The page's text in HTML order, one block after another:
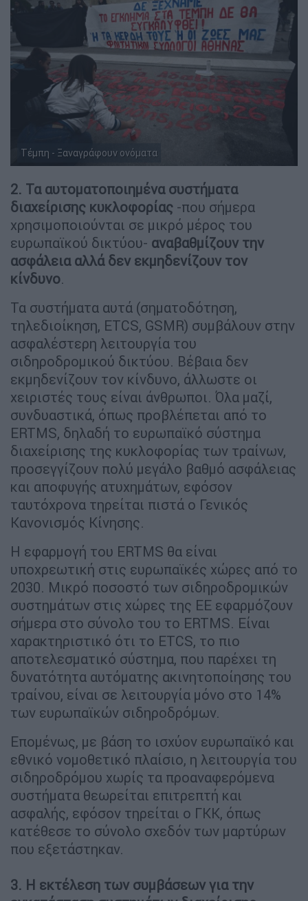
Τέμπη - Ξαναγράφουν ονόματα
2. Τα αυτοματοποιημένα συστήματα
διαχείρισης κυκλοφορίας -που σήμερα
χρησιμοποιούνται σε μικρό μέρος του
ευρωπαϊκού δικτύου- αναβαθμίζουν την
ασφάλεια αλλά δεν εκμηδενίζουν τον
κίνδυνο.
Τα συστήματα αυτά (σηματοδότηση,
τηλεδιοίκηση, ETCS, GSMR) συμβάλουν στην
ασφαλέστερη λειτουργία του
σιδηροδρομικού δικτύου. Βέβαια δεν
εκμηδενίζουν τον κίνδυνο, άλλωστε οι
χειριστές τους είναι άνθρωποι. Όλα μαζί,
συνδυαστικά, όπως προβλέπεται από το
ERTMS, δηλαδή το ευρωπαϊκό σύστημα
διαχείρισης της κυκλοφορίας των τραίνων,
προσεγγίζουν πολύ μεγάλο βαθμό ασφάλειας
και αποφυγής ατυχημάτων, εφόσον
ταυτόχρονα τηρείται πιστά ο Γενικός
Κανονισμός Κίνησης.
Η εφαρμογή του ERTMS θα είναι
υποχρεωτική στις ευρωπαϊκές χώρες από το
2030. Μικρό ποσοστό των σιδηροδρομικών
συστημάτων στις χώρες της ΕΕ εφαρμόζουν
σήμερα στο σύνολο του το ERTMS. Είναι
χαρακτηριστικό ότι το ETCS, το πιο
αποτελεσματικό σύστημα, που παρέχει τη
δυνατότητα αυτόματης ακινητοποίησης του
τραίνου, είναι σε λειτουργία μόνο στο 14%
των ευρωπαϊκών σιδηροδρόμων.
Επομένως, με βάση το ισχύον ευρωπαϊκό και
εθνικό νομοθετικό πλαίσιο, η λειτουργία του
σιδηροδρόμου χωρίς τα προαναφερόμενα
συστήματα θεωρείται επιτρεπτή και
ασφαλής, εφόσον τηρείται ο ΓΚΚ, όπως
κατέθεσε το σύνολο σχεδόν των μαρτύρων
που εξετάστηκαν.
3. Η εκτέλεση των συμβάσεων για την